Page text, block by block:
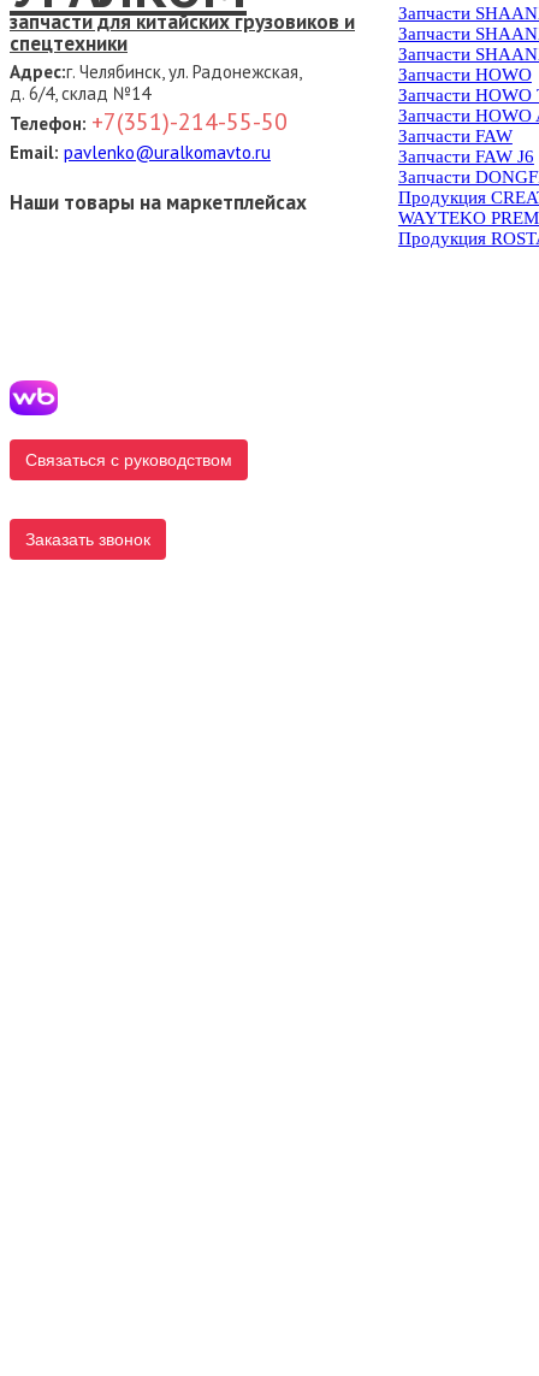
запчасти для китайских грузовиков и
спецтехники
Адрес:г. Челябинск, ул. Радонежская,
д. 6/4, склад №14
Телефон: +7(351)-214-55-50
Email: pavlenko@uralkomavto.ru
Наши товары на маркетплейсах
Связаться с руководством
Заказать звонок
Запчасти
Запчасти
Запчасти
Запчасти HOWO
Запчасти HOWO
Запчасти HOWO
Запчасти FAW
Запчасти FAW J6
Запчасти
Продукция
WAYTEKO
Продукция